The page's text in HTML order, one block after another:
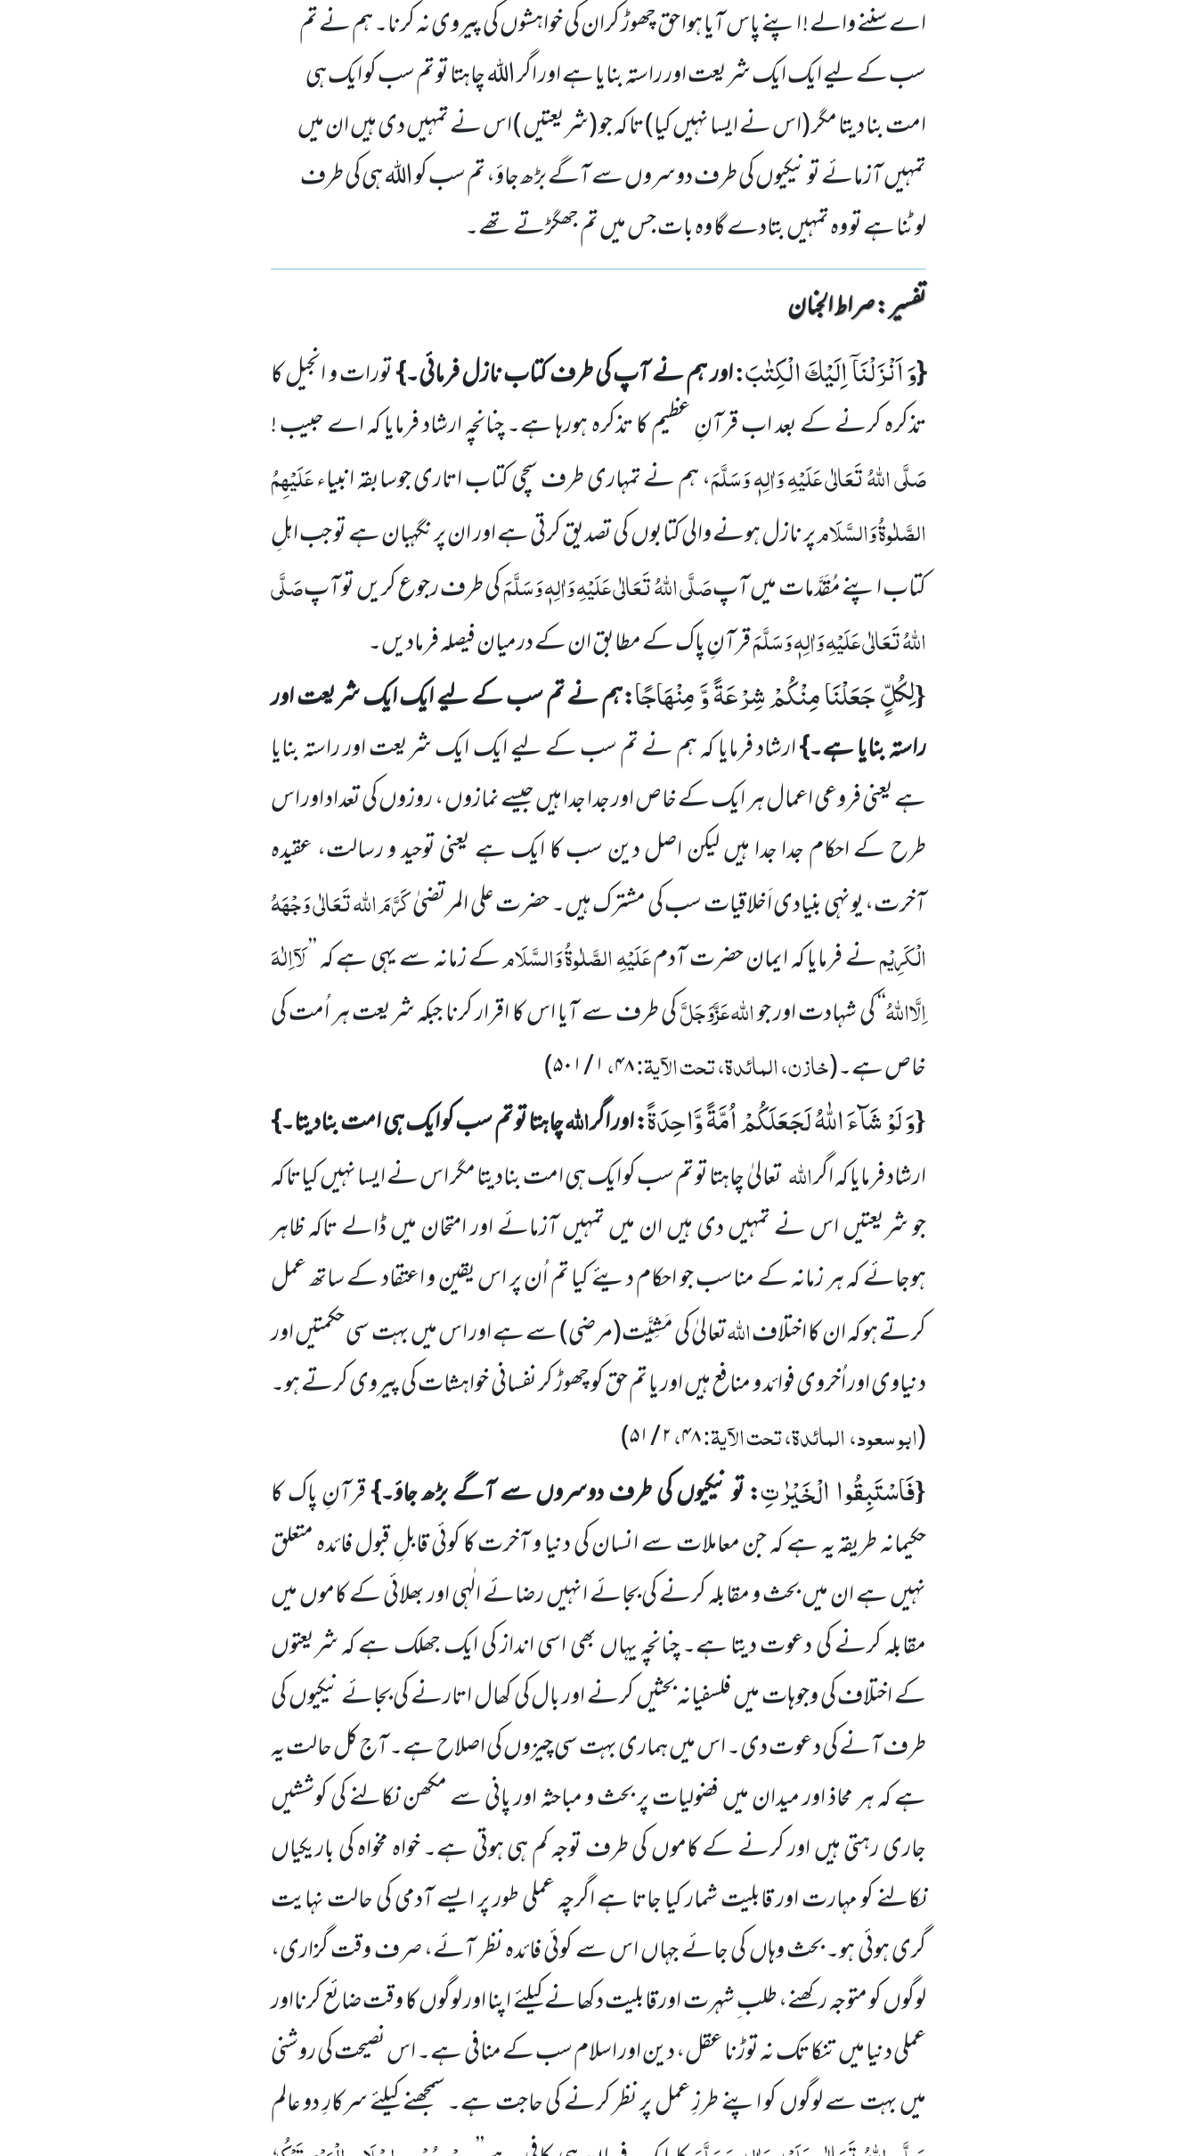
اے سننے والے ! اپنے پاس آیا ہوا حق چھوڑ کران کی خواہشوں کی پیروی نہ کرنا۔ ہم نے تم
سب کے لیے ایک ایک شریعت اور راستہ بنایا ہے اور اگر اللہ چاہتا تو تم سب کو ایک ہی
امت بنا دیتا مگر (اس نے ایسا نہیں کیا) تا کہ جو (شریعتیں ) اس نے تمہیں دی ہیں ان میں
تمہیں آزمائے تو نیکیوں کی طرف دوسروں سے آگے بڑھ جاؤ، تم سب کو اللہ ہی کی طرف
لوٹنا ہے تو وہ تمہیں بتادے گا وہ بات جس میں تم جھگڑتے تھے۔
تفسیر : ‎صراط الجنان
{وَ اَنْزَلْنَاۤ اِلَیْكَ الْكِتٰبَ:اور ہم نے آپ کی طرف کتاب نازل فرمائی۔}تورات و انجیل کا
تذکرہ کرنے کے بعد اب قرآنِ عظیم کا تذکرہ ہورہا ہے۔ چنانچہ ارشاد فرمایا کہ اے حبیب !
صَلَّی اللہُ تَعَالٰی عَلَیْہِ وَاٰلِہٖ وَسَلَّمَ، ہم نے تمہاری طرف سچی کتاب اتاری جوسابقہ انبیاءعَلَیْہِمُ
الصَّلٰوۃُ وَالسَّلَامپر نازل ہونے والی کتابوں کی تصدیق کرتی ہے اور ان پر نگہبان ہے تو جب اہلِ
کتاب اپنے مُقَدَّمات میں آپصَلَّی اللہُ تَعَالٰی عَلَیْہِ وَاٰلِہٖ وَسَلَّمَکی طرف رجوع کریں تو آپصَلَّی
اللہُ تَعَالٰی عَلَیْہِ وَاٰلِہٖ وَسَلَّمَقرآنِ پاک کے مطابق ان کے درمیان فیصلہ فرمادیں۔
{لِكُلٍّ جَعَلْنَا مِنْكُمْ شِرْعَةً وَّ مِنْهَاجًا:ہم نے تم سب کے لیے ایک ایک شریعت اور
راستہ بنایا ہے۔}ارشاد فرمایا کہ ہم نے تم سب کے لیے ایک ایک شریعت اور راستہ بنایا
ہے یعنی فروعی اعمال ہر ایک کے خاص اور جدا جدا ہیں جیسے نمازوں ، روزوں کی تعداد اور اس
طرح کے احکام جدا جدا ہیں لیکن اصل دین سب کا ایک ہے یعنی توحید و رسالت، عقیدہ
آخرت، یونہی بنیادی اَخلاقیات سب کی مشترک ہیں۔ حضرت علی المرتضیٰکَرَّمَ اللہ تَعَالٰی وَجْہَہُ
الْکَرِیْمنے فرمایا کہ ایمان حضرت آدمعَلَیْہِ الصَّلٰوۃُ وَالسَّلَامکے زمانہ سے یہی ہے کہ ’’لَآاِلٰہَ
اِلَّااللہُ‘‘ کی شہادت اور جواللہعَزَّوَجَلَّکی طرف سے آیا اس کا اقرار کرنا جبکہ شریعت ہر اُمت کی
خاص ہے۔(خازن، المائدۃ، تحت الآیۃ:۴۸،۱ / ۵۰۱ )
{وَ لَوْ شَآءَ اللّٰهُ لَجَعَلَكُمْ اُمَّةً وَّاحِدَةً: اور اگراللہچاہتا تو تم سب کو ایک ہی امت بنادیتا۔}
ارشاد فرمایا کہ اگراللہتعالیٰچاہتا تو تم سب کو ایک ہی امت بنادیتامگراس نے ایسا نہیں کیاتا کہ
جو شریعتیں اس نے تمہیں دی ہیں ان میں تمہیںآزمائے اور امتحان میں ڈالے تاکہ ظاہر
ہوجائے کہ ہر زمانہ کے مناسب جو احکام دیئے کیا تم اُن پر اس یقین و اعتقاد کےساتھ عمل
کرتے ہو کہ ان کا اختلافاللہتعالیٰ کی مَشِیَّت(مرضی)سے ہے اور اس میں بہت سی حکمتیں اور
دنیاوی اور اُخرویفوائد و منافع ہیں اور یا تم حق کو چھوڑ کر نفسانی خواہشات کی پیروی کرتے ہو۔
(ابو سعود،المائدۃ، تحت الآیۃ:۴۸،۲ / ۵۱ )
{فَاسْتَبِقُوا الْخَیْرٰتِ: تو نیکیوں کی طرف دوسروں سے آگے بڑھ جاؤ۔}قرآنِ پاک کا
حکیمانہ طریقہ یہ ہے کہ جن معاملات سے انسان کی دنیا و آخرت کا کوئی قابلِ قبول فائدہ متعلق
نہیں ہے ان میں بحث و مقابلہ کرنے کی بجائے انہیں رضائے الٰہی اور بھلائی کے کاموں میں
مقابلہ کرنے کی دعوت دیتا ہے۔ چنانچہ یہاں بھی اسی انداز کی ایک جھلک ہے کہ شریعتوں
کے اختلاف کی وجوہات میں فلسفیانہ بحثیں کرنے اور بال کی کھال اتارنے کی بجائے نیکیوں کی
طرف آنے کی دعوت دی۔ اس میں ہماری بہت سی چیزوں کی اصلاح ہے۔ آج کل حالت یہ
ہے کہ ہر محاذ اور میدان میں فضولیات پر بحث و مباحثہ اور پانی سے مکھن نکالنے کی کوششیں
جاری رہتی ہیں اور کرنے کے کاموں کی طرف توجہ کم ہی ہوتی ہے۔ خواہ مخواہ کی باریکیاں
نکالنے کو مہارت اور قابلیت شمار کیا جاتا ہے اگرچہ عملی طور پر ایسے آدمی کی حالت نہایت
گری ہوئی ہو۔ بحث وہاں کی جائے جہاں اس سے کوئی فائدہ نظر آئے، صرف وقت گزاری،
لوگوں کو متوجہ رکھنے، طلب ِ شہرت اور قابلیت دکھانے کیلئے اپنا اور لوگوں کا وقت ضائع کرنااور
عملی دنیا میں تنکا تک نہ توڑنا عقل، دین اور اسلام سبکے منافی ہے۔ اس نصیحت کی روشنی
میں بہت سے لوگوں کو اپنے طرزِ عمل پر نظر کرنے کی حاجت ہے۔ سمجھنے کیلئے سرکارِ دو عالم